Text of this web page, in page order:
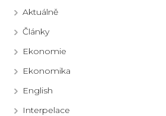
Aktuálně
Články
Ekonomie
Ekonomika
English
Interpelace